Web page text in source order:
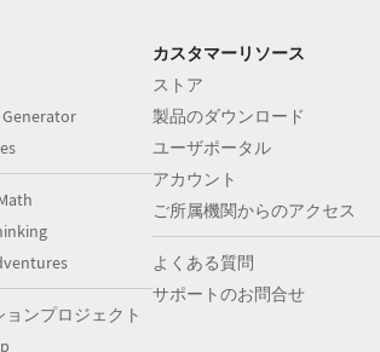
ンプロジェクト
カスタマーリソース
ストア
製品のダウンロード
ユーザポータル
アカウント
ご所属機関からのアクセス
よくある質問
サポートのお問合せ